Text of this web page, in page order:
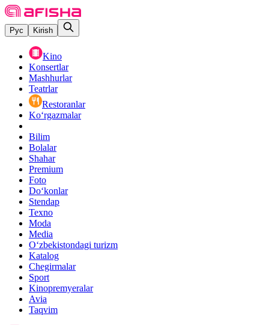
Рус Kirish
Kino
Konsertlar
Mashhurlar
Teatrlar
Restoranlar
Ko‘rgazmalar
Bilim
Bolalar
Shahar
Premium
Foto
Do‘konlar
Stendap
Texno
Moda
Media
O‘zbekistondagi turizm
Katalog
Chegirmalar
Sport
Kinopremyeralar
Avia
Taqvim